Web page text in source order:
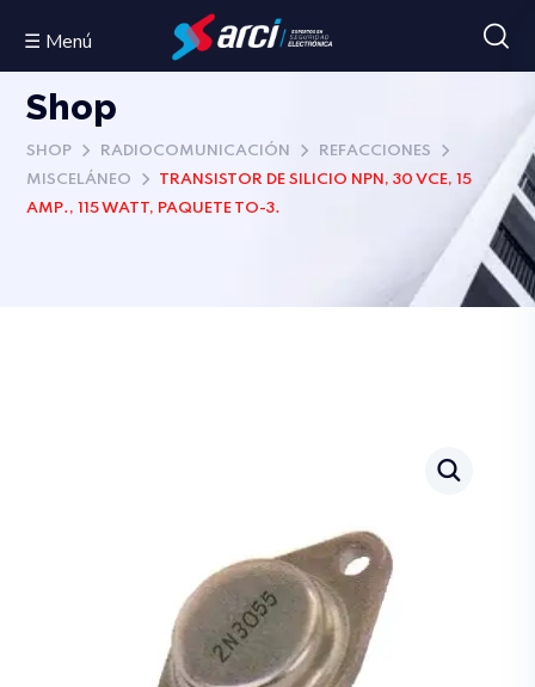
☰ Menú
Shop
SHOP RADIOCOMUNICACIÓN
REFACCIONES
MISCELÁNEO
TRANSISTOR DE SILICIO NPN, 30 VCE, 15
AMP., 115 WATT, PAQUETE TO-3.